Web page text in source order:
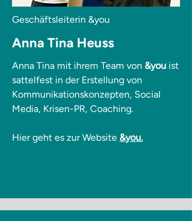
Geschäftsleiterin &you
Anna Tina Heuss
Anna Tina mit ihrem Team von &you ist
sattelfest in der Erstellung von
Kommunikationskonzepten, Social
Media, Krisen-PR, Coaching.
Hier geht es zur Website &you.